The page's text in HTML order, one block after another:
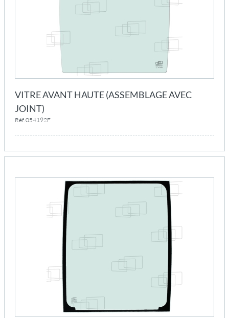
VITRE AVANT HAUTE (ASSEMBLAGE AVEC
JOINT)
Réf. 054192F